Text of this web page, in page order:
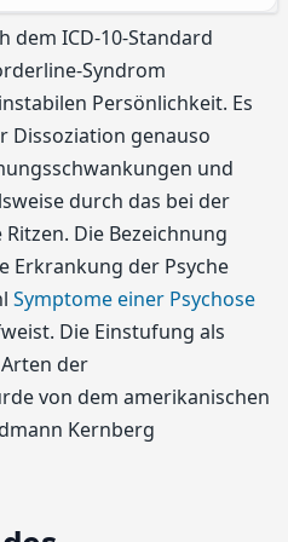
dem ICD-10-Standard
Syndrom
Persönlichkeit. Es
Dissoziation genauso
und
durch das bei der
Die Bezeichnung
Erkrankung der Psyche
Symptome einer Psychose
Die Einstufung als
der
von dem amerikanischen
Kernberg